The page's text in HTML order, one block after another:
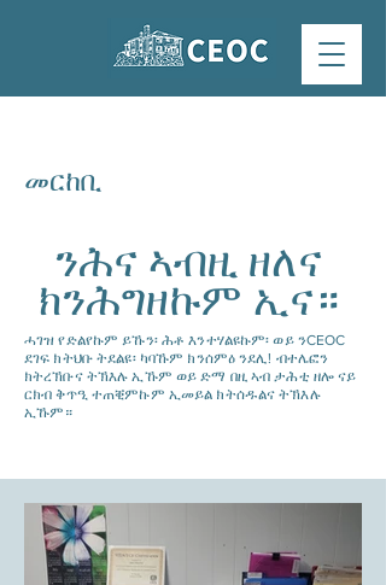
መርከቢ
ንሕና ኣብዚ ዘለና
ክንሕግዘኩም ኢና።
ሓገዝ የድልየኩም ይኹን፡ ሕቶ እንተሃልዩኩም፡ ወይ ንCEOC
ደገፍ ክትህቡ ትደልዩ፡ ካባኹም ክንሰምዕ ንደሊ! ብተሌፎን
ክትረኽቡና ትኽእሉ ኢኹም ወይ ድማ በዚ ኣብ ታሕቲ ዘሎ ናይ
ርክብ ቅጥዒ ተጠቒምኩም ኢመይል ክትሰዱልና ትኽእሉ
ኢኹም።